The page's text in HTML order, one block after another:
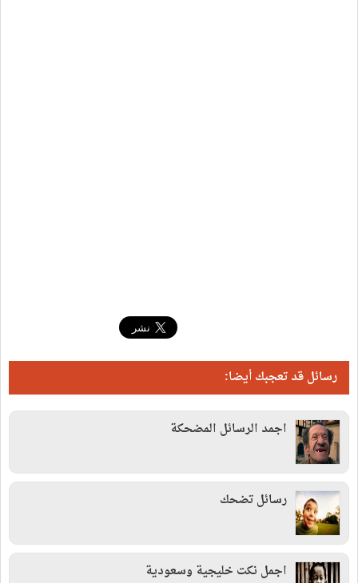
رسائل قد تعجبك أيضا:
اجمد الرسائل المضحكة
رسائل تضحك
اجمل نكت خليجية وسعودية